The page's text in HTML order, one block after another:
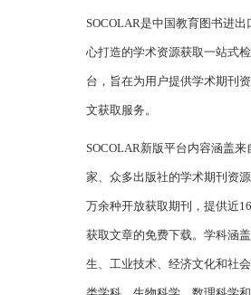
SOCOLAR是中国教育图书进出
心打造的学术资源获取一站式
台，旨在为用户提供学术期刊
文获取服务。
SOCOLAR新版平台内容涵盖来
家、众多出版社的学术期刊资
万余种开放获取期刊，提供近
获取文章的免费下载。学科涵
生、工业技术、经济文化和社